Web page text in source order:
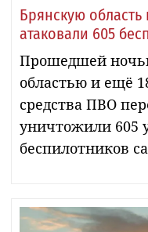
Брянскую
атаковали 605
Прошедшей
областью и ещё
средства ПВО
уничтожили 605
беспилотников